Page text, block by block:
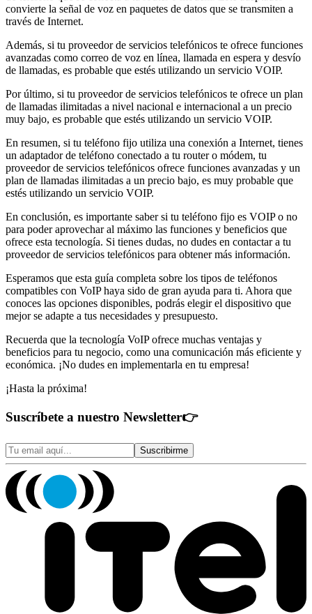
convierte la señal de voz en paquetes de datos que se transmiten a
través de Internet.
Además, si tu proveedor de servicios telefónicos te ofrece funciones
avanzadas como correo de voz en línea, llamada en espera y desvío
de llamadas, es probable que estés utilizando un servicio VOIP.
Por último, si tu proveedor de servicios telefónicos te ofrece un plan
de llamadas ilimitadas a nivel nacional e internacional a un precio
muy bajo, es probable que estés utilizando un servicio VOIP.
En resumen, si tu teléfono fijo utiliza una conexión a Internet, tienes
un adaptador de teléfono conectado a tu router o módem, tu
proveedor de servicios telefónicos ofrece funciones avanzadas y un
plan de llamadas ilimitadas a un precio bajo, es muy probable que
estés utilizando un servicio VOIP.
En conclusión, es importante saber si tu teléfono fijo es VOIP o no
para poder aprovechar al máximo las funciones y beneficios que
ofrece esta tecnología. Si tienes dudas, no dudes en contactar a tu
proveedor de servicios telefónicos para obtener más información.
Esperamos que esta guía completa sobre los tipos de teléfonos
compatibles con VoIP haya sido de gran ayuda para ti. Ahora que
conoces las opciones disponibles, podrás elegir el dispositivo que
mejor se adapte a tus necesidades y presupuesto.
Recuerda que la tecnología VoIP ofrece muchas ventajas y
beneficios para tu negocio, como una comunicación más eficiente y
económica. ¡No dudes en implementarla en tu empresa!
¡Hasta la próxima!
Suscríbete a nuestro Newsletter👉
Suscribirme